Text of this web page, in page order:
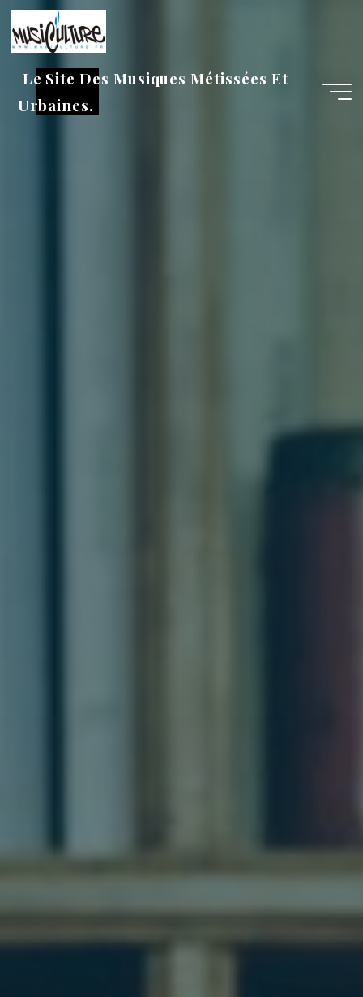
Aller
au
contenu
Le Site Des Musiques Métissées Et
Urbaines.